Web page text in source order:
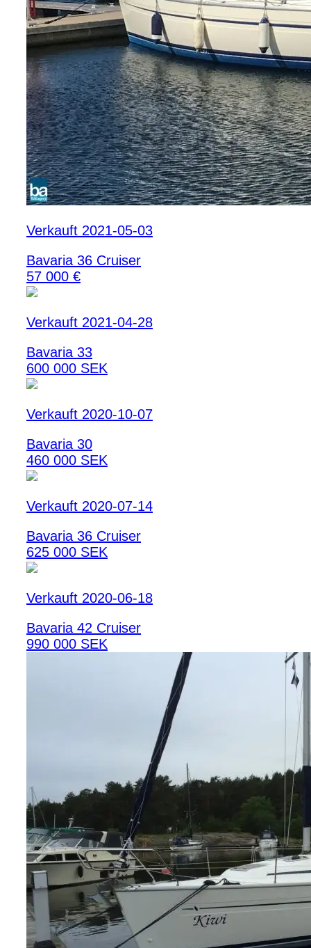
Verkauft 2021-05-03
Bavaria 36 Cruiser
57 000 €
Verkauft 2021-04-28
Bavaria 33
600 000 SEK
Verkauft 2020-10-07
Bavaria 30
460 000 SEK
Verkauft 2020-07-14
Bavaria 36 Cruiser
625 000 SEK
Verkauft 2020-06-18
Bavaria 42 Cruiser
990 000 SEK